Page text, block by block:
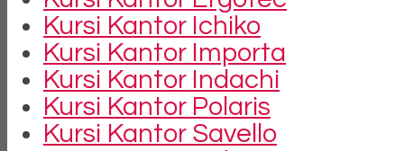
Kursi Kantor Ichiko
Kursi Kantor Importa
Kursi Kantor Indachi
Kursi Kantor Polaris
Kursi Kantor Savello